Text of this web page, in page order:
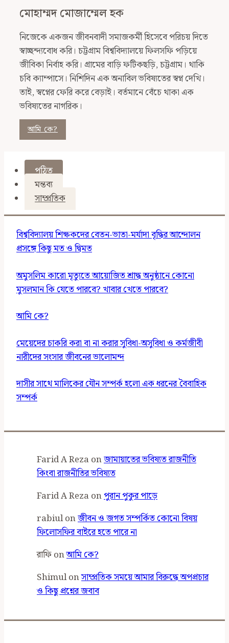
মোহাম্মদ মোজাম্মেল হক
নিজেকে একজন জীবনবাদী সমাজকর্মী হিসেবে পরিচয় দিতে
স্বাচ্ছন্দ্যবোধ করি। চট্টগ্রাম বিশ্ববিদ্যালয়ে ফিলসফি পড়িয়ে
জীবিকা নির্বাহ করি। গ্রামের বাড়ি ফটিকছড়ি, চট্টগ্রাম। থাকি
চবি ক্যাম্পাসে। নিশিদিন এক অনাবিল ভবিষ্যতের স্বপ্ন দেখি।
তাই, স্বপ্নের ফেরি করে বেড়াই। বর্তমানে বেঁচে থাকা এক
ভবিষ্যতের নাগরিক।
আমি কে?
পঠিত
মন্তব্য
সাম্প্রতিক
বিশ্ববিদ্যালয় শিক্ষকদের বেতন-ভাতা-মর্যাদা বৃদ্ধির আন্দোলন
প্রসঙ্গে কিছু মত ও দ্বিমত
অমুসলিম কারো মৃত্যুতে আয়োজিত শ্রাদ্ধ অনুষ্ঠানে কোনো
মুসলমান কি যেতে পারবে? খাবার খেতে পারবে?
আমি কে?
মেয়েদের চাকরি করা বা না করার সুবিধা-অসুবিধা ও কর্মজীবী
নারীদের সংসার জীবনের ভালোমন্দ
দাসীর সাথে মালিকের যৌন সম্পর্ক হলো এক ধরনের বৈবাহিক
সম্পর্ক
Farid A Reza onজামায়াতের ভবিষ্যত রাজনীতি
কিংবা রাজনীতির ভবিষ্যত
Farid A Reza onপুরান পুকুর পাড়ে
rabiulonজীবন ও জগত সম্পর্কিত কোনো বিষয়
ফিলোসফির বাইরে হতে পারে না
রাফিonআমি কে?
Shimulonসাম্প্রতিক সময়ে আমার বিরুদ্ধে অপপ্রচার
ও কিছু প্রশ্নের জবাব